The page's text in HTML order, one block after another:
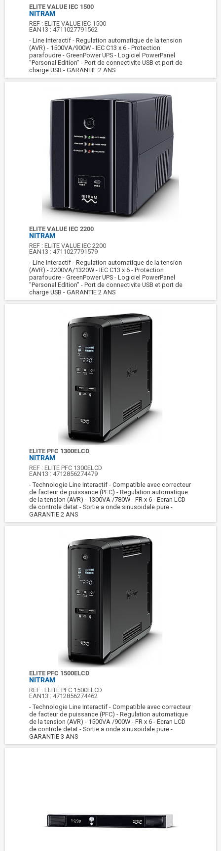
ELITE VALUE IEC 1500
NITRAM
REF :ELITE VALUE IEC 1500
EAN13 : 4711027791562
- Line Interactif - Regulation automatique de la tension
(AVR) - 1500VA/900W - IEC C13 x 6 - Protection
parafoudre - GreenPower UPS - Logiciel PowerPanel
"Personal Edition" - Port de connectivite USB et port de
charge USB - GARANTIE 2 ANS
ELITE VALUE IEC 2200
NITRAM
REF :ELITE VALUE IEC 2200
EAN13 : 4711027791579
- Line Interactif - Regulation automatique de la tension
(AVR) - 2200VA/1320W - IEC C13 x 6 - Protection
parafoudre - GreenPower UPS - Logiciel PowerPanel
"Personal Edition" - Port de connectivite USB et port de
charge USB - GARANTIE 2 ANS
ELITE PFC 1300ELCD
NITRAM
REF :ELITE PFC 1300ELCD
EAN13 : 4712856274479
- Technologie Line Interactif - Compatible avec correcteur
de facteur de puissance (PFC) - Regulation automatique
de la tension (AVR) - 1300VA /780W - FR x 6 - Ecran LCD
de controle detat - Sortie a onde sinusoidale pure -
GARANTIE 2 ANS
ELITE PFC 1500ELCD
NITRAM
REF :ELITE PFC 1500ELCD
EAN13 : 4712856274462
- Technologie Line Interactif - Compatible avec correcteur
de facteur de puissance (PFC) - Regulation automatique
de la tension (AVR) - 1500VA /900W - FR x 6 - Ecran LCD
de controle detat - Sortie a onde sinusoidale pure -
GARANTIE 3 ANS